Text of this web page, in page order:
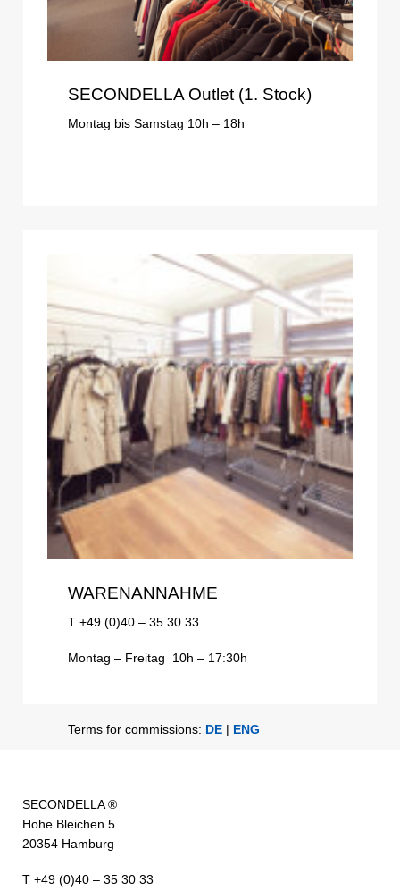
SECONDELLA Outlet (1. Stock)
Montag bis Samstag 10h – 18h
WARENANNAHME
T +49 (0)40 – 35 30 33
Montag – Freitag 10h – 17:30h
Terms for commissions: DE | ENG
SECONDELLA ®
Hohe Bleichen 5
20354 Hamburg
T +49 (0)40 – 35 30 33